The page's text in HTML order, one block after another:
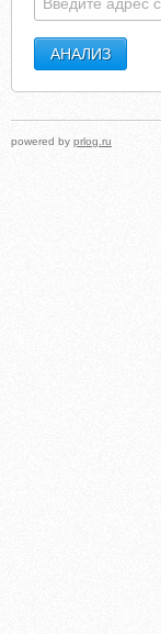
powered by prlog.ru